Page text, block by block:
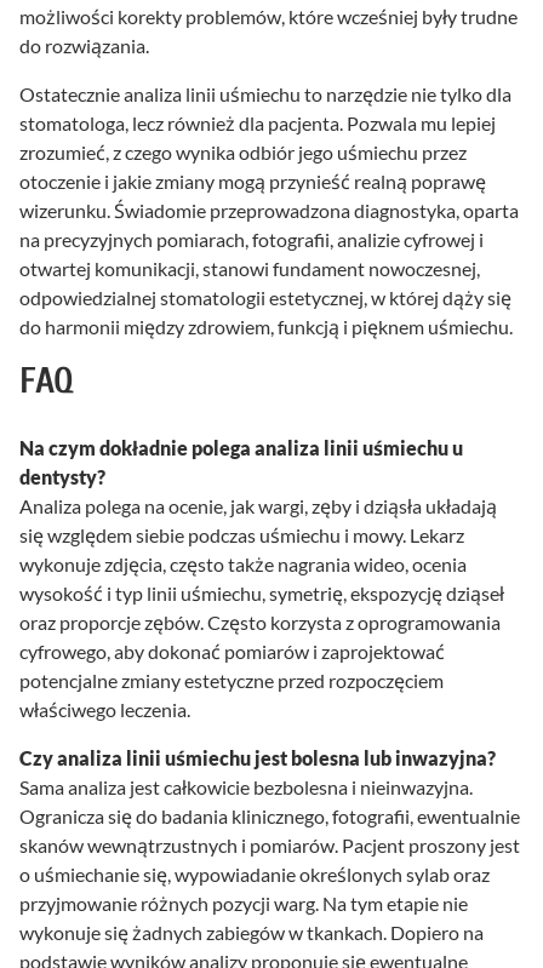
możliwości korekty problemów, które wcześniej były trudne
do rozwiązania.
Ostatecznie analiza linii uśmiechu to narzędzie nie tylko dla
stomatologa, lecz również dla pacjenta. Pozwala mu lepiej
zrozumieć, z czego wynika odbiór jego uśmiechu przez
otoczenie i jakie zmiany mogą przynieść realną poprawę
wizerunku. Świadomie przeprowadzona diagnostyka, oparta
na precyzyjnych pomiarach, fotografii, analizie cyfrowej i
otwartej komunikacji, stanowi fundament nowoczesnej,
odpowiedzialnej stomatologii estetycznej, w której dąży się
do harmonii między zdrowiem, funkcją i pięknem uśmiechu.
FAQ
Na czym dokładnie polega analiza linii uśmiechu u
dentysty?
Analiza polega na ocenie, jak wargi, zęby i dziąsła układają
się względem siebie podczas uśmiechu i mowy. Lekarz
wykonuje zdjęcia, często także nagrania wideo, ocenia
wysokość i typ linii uśmiechu, symetrię, ekspozycję dziąseł
oraz proporcje zębów. Często korzysta z oprogramowania
cyfrowego, aby dokonać pomiarów i zaprojektować
potencjalne zmiany estetyczne przed rozpoczęciem
właściwego leczenia.
Czy analiza linii uśmiechu jest bolesna lub inwazyjna?
Sama analiza jest całkowicie bezbolesna i nieinwazyjna.
Ogranicza się do badania klinicznego, fotografii, ewentualnie
skanów wewnątrzustnych i pomiarów. Pacjent proszony jest
o uśmiechanie się, wypowiadanie określonych sylab oraz
przyjmowanie różnych pozycji warg. Na tym etapie nie
wykonuje się żadnych zabiegów w tkankach. Dopiero na
podstawie wyników analizy proponuje się ewentualne